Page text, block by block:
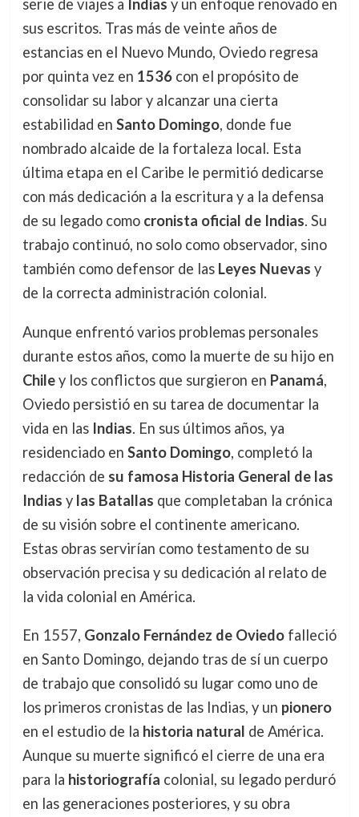
serie de viajes a Indias y un enfoque renovado en
sus escritos. Tras más de veinte años de
estancias en el Nuevo Mundo, Oviedo regresa
por quinta vez en 1536con el propósito de
consolidar su labor y alcanzar una cierta
estabilidad en Santo Domingo, donde fue
nombrado alcaide de la fortaleza local. Esta
última etapa en el Caribe le permitió dedicarse
con más dedicación a la escritura y a la defensa
de su legado como cronista oficial de Indias. Su
trabajo continuó, no solo como observador, sino
también como defensor de las Leyes Nuevas y
de la correcta administración colonial.
Aunque enfrentó varios problemas personales
durante estos años, como la muerte de su hijo en
Chiley los conflictos que surgieron en Panamá,
Oviedo persistió en su tarea de documentar la
vida en las Indias. En sus últimos años, ya
residenciado en Santo Domingo, completó la
redacción de su famosa Historia General de las
Indias y las Batallas que completaban la crónica
de su visión sobre el continente americano.
Estas obras servirían como testamento de su
observación precisa y su dedicación al relato de
la vida colonial en América.
En 1557, Gonzalo Fernández de Oviedofalleció
en Santo Domingo, dejando tras de sí un cuerpo
de trabajo que consolidó su lugar como uno de
los primeros cronistas de las Indias, y un pionero
en el estudio de la historia natural de América.
Aunque su muerte significó el cierre de una era
para la historiografía colonial, su legado perduró
en las generaciones posteriores, y su obra